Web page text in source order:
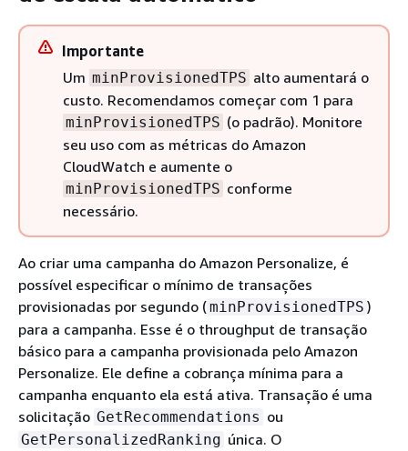
Importante
Um minProvisionedTPS alto aumentará o
custo. Recomendamos começar com 1 para
minProvisionedTPS (o padrão). Monitore
seu uso com as métricas do Amazon
CloudWatch e aumente o
minProvisionedTPS conforme
necessário.
Ao criar uma campanha do Amazon Personalize, é
possível especificar o mínimo de transações
provisionadas por segundo (minProvisionedTPS )
para a campanha. Esse é o throughput de transação
básico para a campanha provisionada pelo Amazon
Personalize. Ele define a cobrança mínima para a
campanha enquanto ela está ativa. Transação é uma
solicitação GetRecommendations ou
GetPersonalizedRanking única. O